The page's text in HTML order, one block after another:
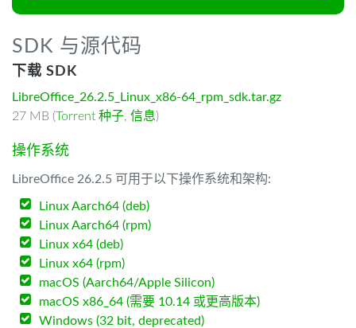
SDK 与源代码
下载 SDK
LibreOffice_26.2.5_Linux_x86-64_rpm_sdk.tar.gz
27 MB (Torrent 种子, 信息)
操作系统
LibreOffice 26.2.5 可用于以下操作系统和架构:
Linux Aarch64 (deb)
Linux Aarch64 (rpm)
Linux x64 (deb)
Linux x64 (rpm)
macOS (Aarch64/Apple Silicon)
macOS x86_64 (需要 10.14 或更高版本)
Windows (32 bit, deprecated)